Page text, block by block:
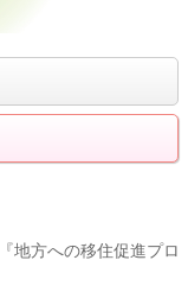
地方への移住促進プロ